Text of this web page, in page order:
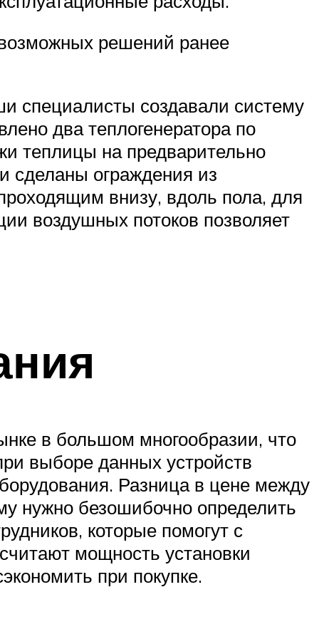
решений ранее
специалисты создавали систему
два теплогенератора по
теплицы на предварительно
сделаны ограждения из
внизу, вдоль пола, для
воздушных потоков позволяет
в большом многообразии, что
выборе данных устройств
Разница в цене между
нужно безошибочно определить
которые помогут с
мощность установки
при покупке.